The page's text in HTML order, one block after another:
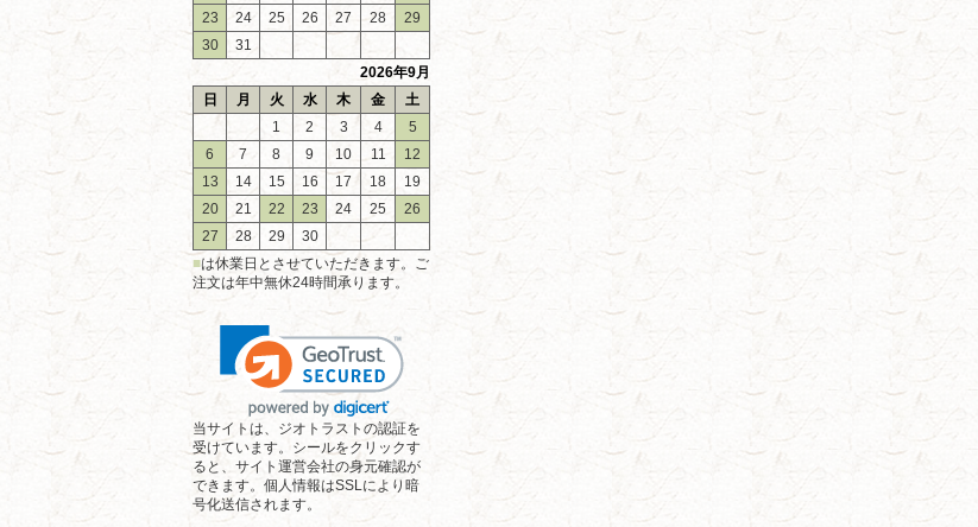
23
24 25 26 27 28
29
30
31
2026年9月
日
月 火 水 木 金
土
1
2 3 4
5
6
7 8 9 10 11
12
13
14 15 16 17 18
19
20
21 22 23 24 25
26
27
28 29
30
■は休業日とさせていただきます。ご
注文は年中無休24時間承ります。
当サイトは、ジオトラストの認証を
受けています。シールをクリックす
ると、サイト運営会社の身元確認が
できます。個人情報はSSLにより暗
号化送信されます。